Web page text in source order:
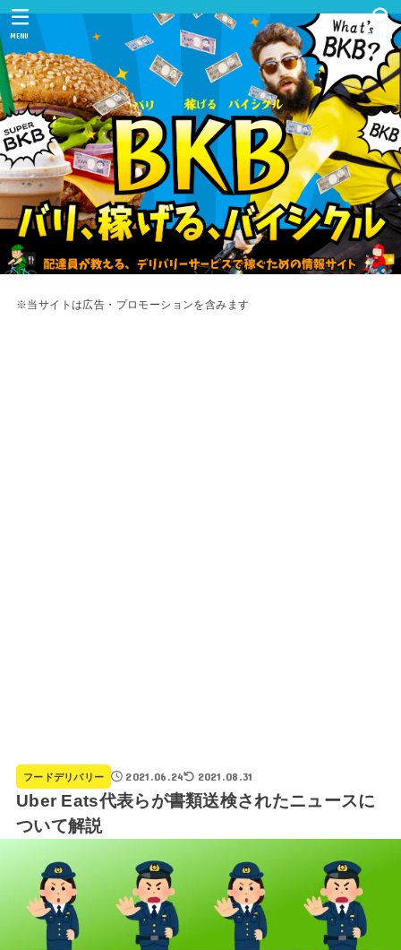
SEARCH
MENU
※当サイトは広告・プロモーションを含みます
フードデリバリー 2021.06.24 2021.08.31
Uber Eats代表らが書類送検されたニュースに
ついて解説